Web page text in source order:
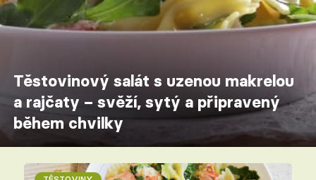
Těstovinový salát s uzenou makrelou
a rajčaty – svěží, sytý a připravený
během chvilky